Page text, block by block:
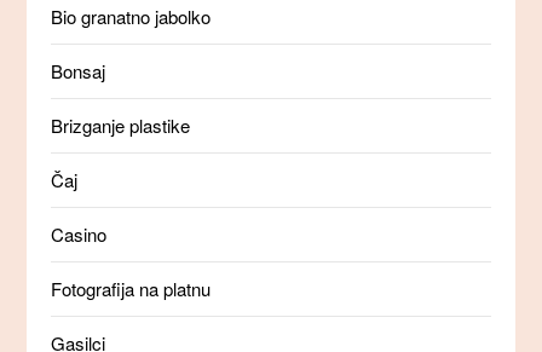
Bio granatno jabolko
Bonsaj
Brizganje plastike
Čaj
Casino
Fotografija na platnu
Gasilci